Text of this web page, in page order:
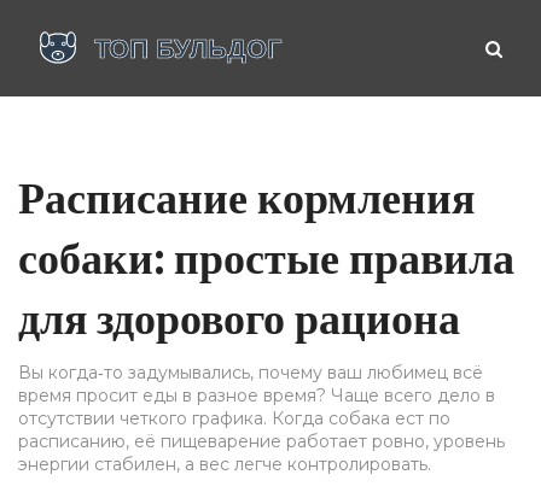
Расписание кормления
собаки: простые правила
для здорового рациона
Вы когда‑то задумывались, почему ваш любимец всё
время просит еды в разное время? Чаще всего дело в
отсутствии четкого графика. Когда собака ест по
расписанию, её пищеварение работает ровно, уровень
энергии стабилен, а вес легче контролировать.